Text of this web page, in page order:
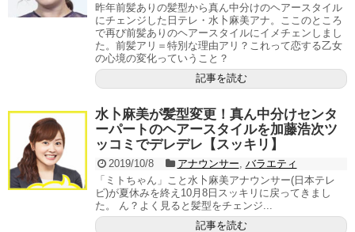
昨年前髪ありの髪型から真ん中分けのヘアースタイル
にチェンジした日テレ・水卜麻美アナ。ここのところ
で再び前髪ありのヘアースタイルにイメチェンしまし
た。前髪アリ＝特別な理由アリ？これって恋する乙女
の心境の変化っていうこと？
記事を読む
水卜麻美が髪型変更！真ん中分けセンタ
ーパートのヘアースタイルを加藤浩次ツ
ッコミでデレデレ【スッキリ】
2019/10/8 アナウンサー バラエティ
「ミトちゃん」こと水卜麻美アナウンサー(日本テレ
ビ)が夏休みを終え10月8日スッキリに戻ってきまし
た。 ん？よく見ると髪型をチェンジ...
記事を読む